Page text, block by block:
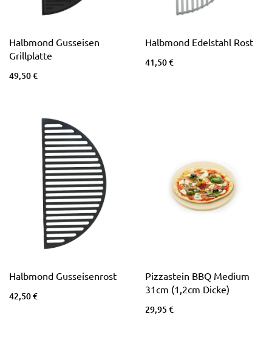
Halbmond Gusseisen
Grillplatte
49,50 €
Halbmond Edelstahl Rost
41,50 €
Halbmond Gusseisenrost
42,50 €
Pizzastein BBQ Medium
31cm (1,2cm Dicke)
29,95 €